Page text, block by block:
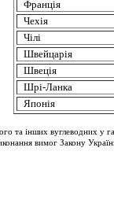
Франція
Чехія
Чілі
Швейцарія
Швеція
Шрі-Ланка
Японія
та інших вуглеводних у
вимог Закону